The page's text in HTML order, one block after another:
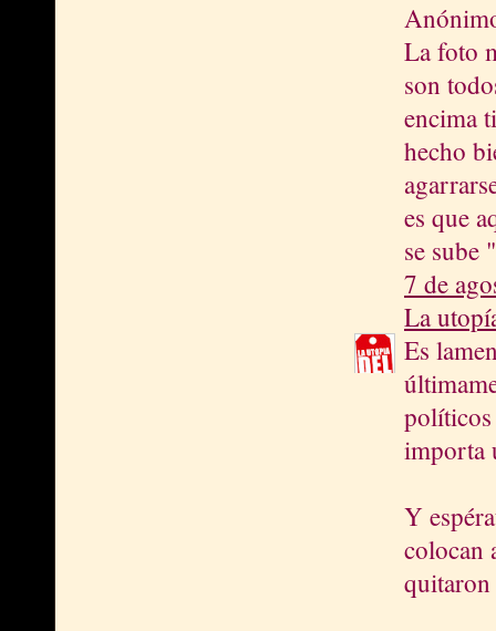
La foto
son
encima
hecho
es que
se sube
7 de
La
Es
políticos
importa
Y
colocan